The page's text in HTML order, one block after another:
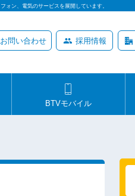
ォン、電気のサービスを展開しています。
お問い合わせ 採用情報
BTVモバイル